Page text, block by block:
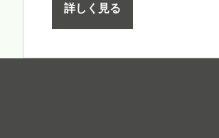
詳しく見る